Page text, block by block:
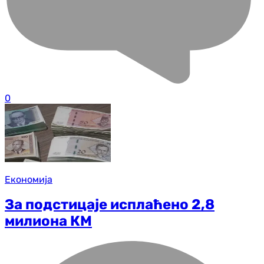
0
Економија
За подстицаје исплаћено 2,8
милиона КМ